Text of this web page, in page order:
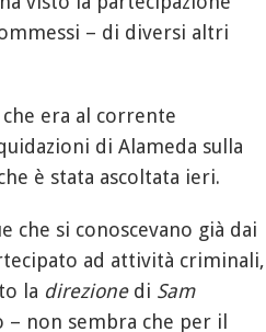
– di diversi altri
era al corrente
di Alameda sulla
è stata ascoltata ieri.
che si conoscevano già dai
ad attività criminali,
la direzionedi Sam
non sembra che per il